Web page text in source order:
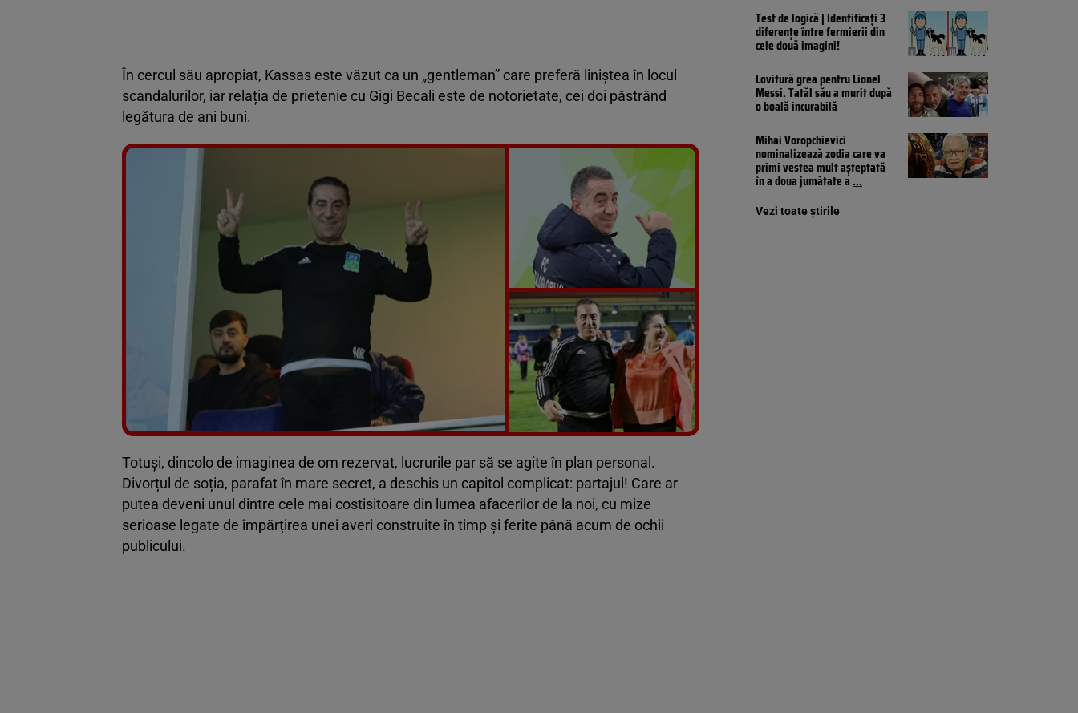
În cercul său apropiat, Kassas este văzut ca un „gentleman” care preferă liniștea în locul
scandalurilor, iar relația de prietenie cu Gigi Becali este de notorietate, cei doi păstrând
legătura de ani buni.
Vezi galeria foto
3 poze
Totuși, dincolo de imaginea de om rezervat, lucrurile par să se agite în plan personal.
Divorțul de soția, parafat în mare secret, a deschis un capitol complicat: partajul! Care ar
putea deveni unul dintre cele mai costisitoare din lumea afacerilor de la noi, cu mize
serioase legate de împărțirea unei averi construite în timp și ferite până acum de ochii
publicului.
Test de logică | Identificați 3
diferențe între fermierii din
cele două imagini!
Lovitură grea pentru Lionel
Messi. Tatăl său a murit după
o boală incurabilă
Mihai Voropchievici
nominalizează zodia care va
primi vestea mult așteptată
în a doua jumătate a...
Vezi toate știrile